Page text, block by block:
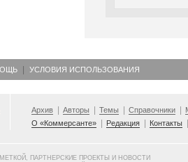
УСЛОВИЯ ИСПОЛЬЗОВАНИЯ
Архив Авторы Темы Справочники
О «Коммерсанте»
Редакция Контакты
ПАРТНЕРСКИЕ ПРОЕКТЫ И НОВОСТИ